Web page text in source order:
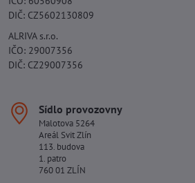
DIČ: CZ5602130809
ALRIVA s.r.o.
IČO: 29007356
DIČ: CZ29007356
Sídlo provozovny
Malotova 5264
Areál Svit Zlín
113. budova
1. patro
760 01 ZLÍN